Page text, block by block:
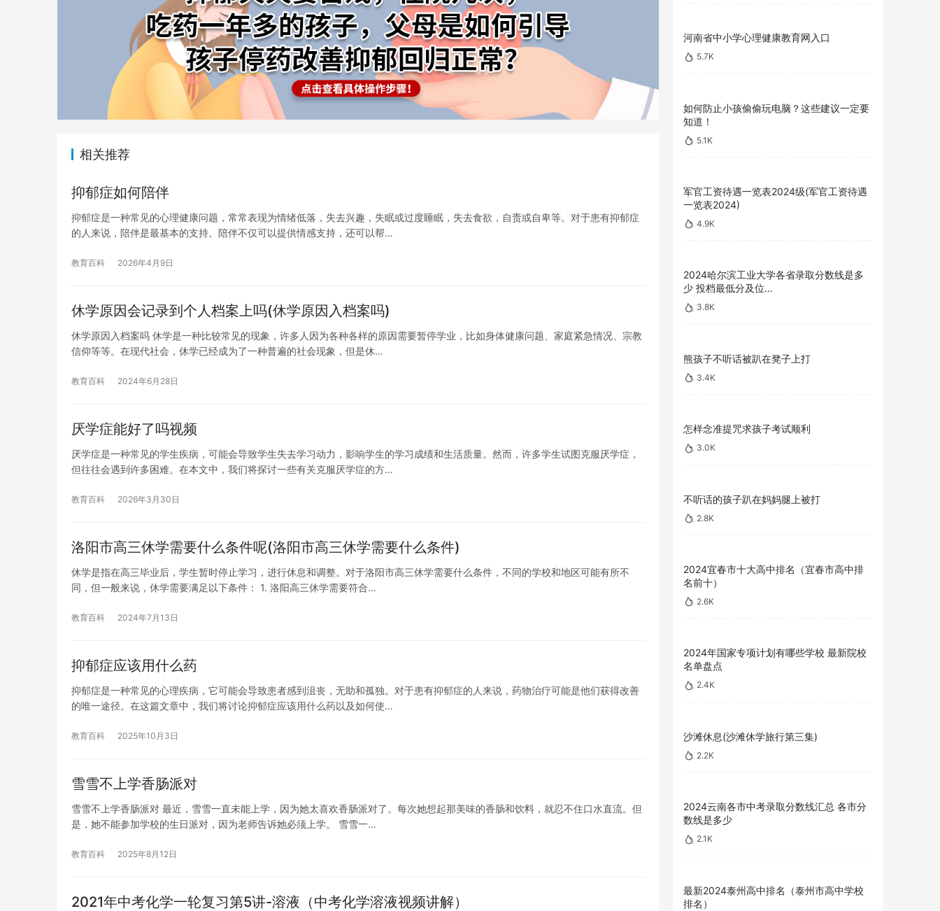
相关推荐
抑郁症如何陪伴
抑郁症是一种常见的心理健康问题，常常表现为情绪低落，失去兴趣，失眠或过度睡眠，失去食欲，自责或自卑等。对于患有抑郁症
的人来说，陪伴是最基本的支持。陪伴不仅可以提供情感支持，还可以帮…
教育百科 2026年4月9日
休学原因会记录到个人档案上吗(休学原因入档案吗)
休学原因入档案吗 休学是一种比较常见的现象，许多人因为各种各样的原因需要暂停学业，比如身体健康问题、家庭紧急情况、宗教
信仰等等。在现代社会，休学已经成为了一种普遍的社会现象，但是休…
教育百科 2024年6月28日
厌学症能好了吗视频
厌学症是一种常见的学生疾病，可能会导致学生失去学习动力，影响学生的学习成绩和生活质量。然而，许多学生试图克服厌学症，
但往往会遇到许多困难。在本文中，我们将探讨一些有关克服厌学症的方…
教育百科 2026年3月30日
洛阳市高三休学需要什么条件呢(洛阳市高三休学需要什么条件)
休学是指在高三毕业后，学生暂时停止学习，进行休息和调整。对于洛阳市高三休学需要什么条件，不同的学校和地区可能有所不
同，但一般来说，休学需要满足以下条件： 1. 洛阳高三休学需要符合…
教育百科 2024年7月13日
抑郁症应该用什么药
抑郁症是一种常见的心理疾病，它可能会导致患者感到沮丧，无助和孤独。对于患有抑郁症的人来说，药物治疗可能是他们获得改善
的唯一途径。在这篇文章中，我们将讨论抑郁症应该用什么药以及如何使…
教育百科 2025年10月3日
雪雪不上学香肠派对
雪雪不上学香肠派对 最近，雪雪一直未能上学，因为她太喜欢香肠派对了。每次她想起那美味的香肠和饮料，就忍不住口水直流。但
是，她不能参加学校的生日派对，因为老师告诉她必须上学。 雪雪一…
教育百科 2025年8月12日
2021年中考化学一轮复习第5讲-溶液（中考化学溶液视频讲解）
河南省中小学心理健康教育网入口
5.7K
如何防止小孩偷偷玩电脑？这些建议一定要
知道！
5.1K
军官工资待遇一览表2024级(军官工资待遇
一览表2024)
4.9K
2024哈尔滨工业大学各省录取分数线是多
少 投档最低分及位…
3.8K
熊孩子不听话被趴在凳子上打
3.4K
怎样念准提咒求孩子考试顺利
3.0K
不听话的孩子趴在妈妈腿上被打
2.8K
2024宜春市十大高中排名（宜春市高中排
名前十）
2.6K
2024年国家专项计划有哪些学校 最新院校
名单盘点
2.4K
沙滩休息(沙滩休学旅行第三集)
2.2K
2024云南各市中考录取分数线汇总 各市分
数线是多少
2.1K
最新2024泰州高中排名（泰州市高中学校
排名）